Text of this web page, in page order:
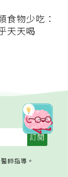
食物少吃：
天天喝
師指導。